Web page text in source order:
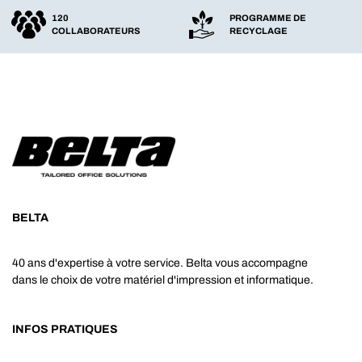
120
COLLABORATEURS
PROGRAMME DE
RECYCLAGE
BELTA
40 ans d'expertise à votre service. Belta vous accompagne
dans le choix de votre matériel d'impression et informatique.
INFOS PRATIQUES